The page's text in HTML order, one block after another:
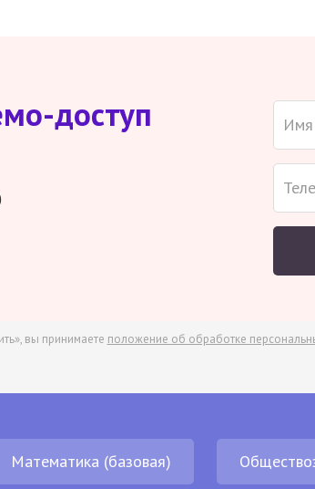
доступ
вы принимаете положение об обработке
Математика (базовая)